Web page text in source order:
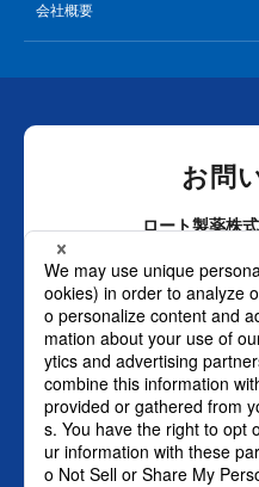
会社概要
お問
ロート製薬株
0120-
月～土：9時～
（年末
おかけ間違いのな
SNS オフ